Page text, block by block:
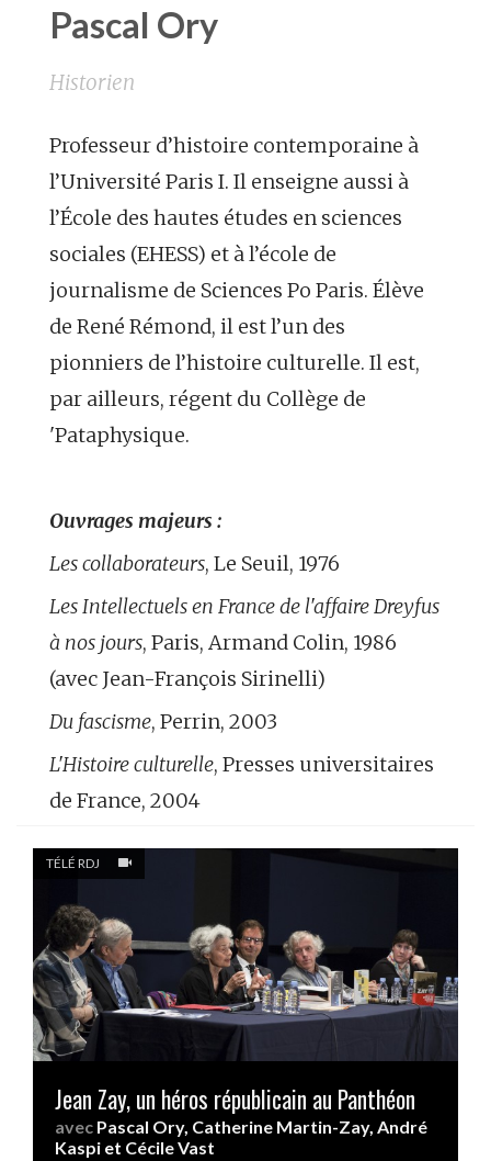
Pascal Ory
Historien
Professeur d’histoire contemporaine à
l’Université Paris I. Il enseigne aussi à
l’École des hautes études en sciences
sociales (EHESS) et à l’école de
journalisme de Sciences Po Paris. Élève
de René Rémond, il est l’un des
pionniers de l’histoire culturelle. Il est,
par ailleurs, régent du Collège de
'Pataphysique.
Ouvrages majeurs :
Les collaborateurs, Le Seuil, 1976
Les Intellectuels en France de l'affaire Dreyfus
à nos jours, Paris, Armand Colin, 1986
(avec Jean-François Sirinelli)
Du fascisme, Perrin, 2003
L'Histoire culturelle, Presses universitaires
de France, 2004
TÉLÉ RDJ
Jean Zay, un héros républicain au Panthéon
avec Pascal Ory, Catherine Martin-Zay, André
Kaspi et Cécile Vast